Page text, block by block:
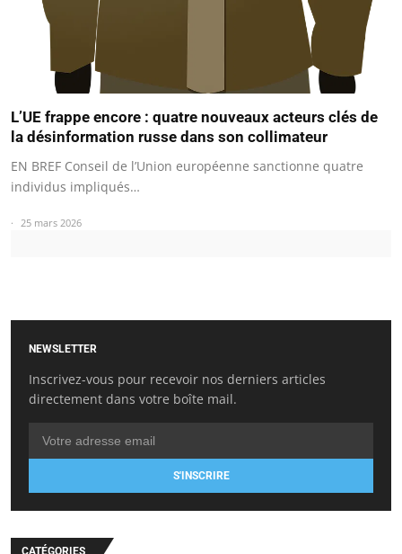
L’UE frappe encore : quatre nouveaux acteurs clés de
la désinformation russe dans son collimateur
EN BREF Conseil de l’Union européenne sanctionne quatre
individus impliqués…
25 mars 2026
NEWSLETTER
Inscrivez-vous pour recevoir nos derniers articles
directement dans votre boîte mail.
S'INSCRIRE
CATÉGORIES